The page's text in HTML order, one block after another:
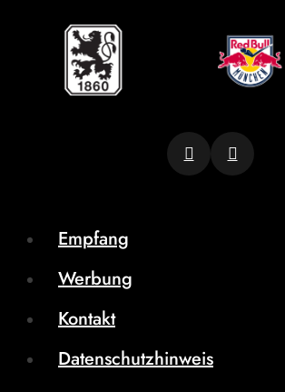
Empfang
Werbung
Kontakt
Datenschutzhinweis